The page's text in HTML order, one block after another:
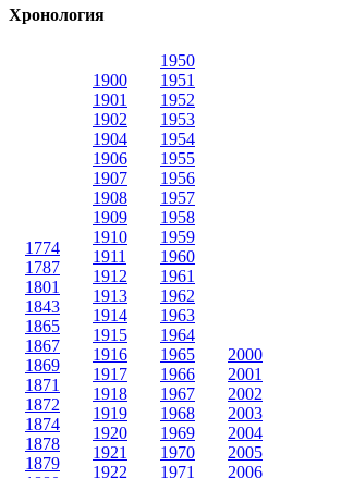
Хронология
1774
1787
1801
1843
1865
1867
1869
1871
1872
1874
1878
1879
1900
1901
1902
1904
1906
1907
1908
1909
1910
1911
1912
1913
1914
1915
1916
1917
1918
1919
1920
1921
1922
1950
1951
1952
1953
1954
1955
1956
1957
1958
1959
1960
1961
1962
1963
1964
1965
1966
1967
1968
1969
1970
1971
2000
2001
2002
2003
2004
2005
2006